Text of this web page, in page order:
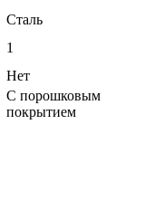
Сталь
1
Нет
С порошковым
покрытием